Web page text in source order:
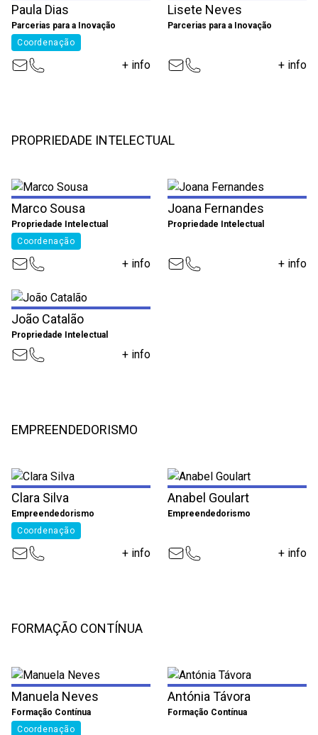
Paula Dias
Parcerias para a Inovação
Coordenação
+ info
Lisete Neves
Parcerias para a Inovação
+ info
PROPRIEDADE INTELECTUAL
Marco Sousa
Propriedade Intelectual
Coordenação
+ info
Joana Fernandes
Propriedade Intelectual
+ info
João Catalão
Propriedade Intelectual
+ info
EMPREENDEDORISMO
Clara Silva
Empreendedorismo
Coordenação
+ info
Anabel Goulart
Empreendedorismo
+ info
FORMAÇÃO CONTÍNUA
Manuela Neves
Formação Contínua
Coordenação
Antónia Távora
Formação Contínua